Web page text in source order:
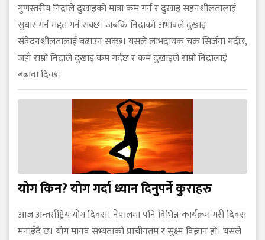
गुणस्तरीय निद्राले दुखाइको मात्रा कम गर्न र दुखाइ सहनशीलतालाई
सुधार गर्न मद्दत गर्न सक्छ। जबकि निद्राको अभावले दुखाइ
संवेदनशीलतालाई बढाउन सक्छ। यसले लाभदायक चक्र सिर्जना गर्दछ,
जहाँ राम्रो निद्राले दुखाइ कम गर्दछ र कम दुखाइले राम्रो निद्रालाई
बढावा दिन्छ।
योग किन? योग गर्दा ध्यान दिनुपर्ने कुराहरु
आज अन्तर्राष्ट्रिय योग दिवस। नेपालमा पनि विभिन्न कार्यक्रम गरी दिवस
मनाइँदै छ। योग मानव सभ्यताको प्राचीनतम र सुक्ष्म विज्ञान हो। यसले